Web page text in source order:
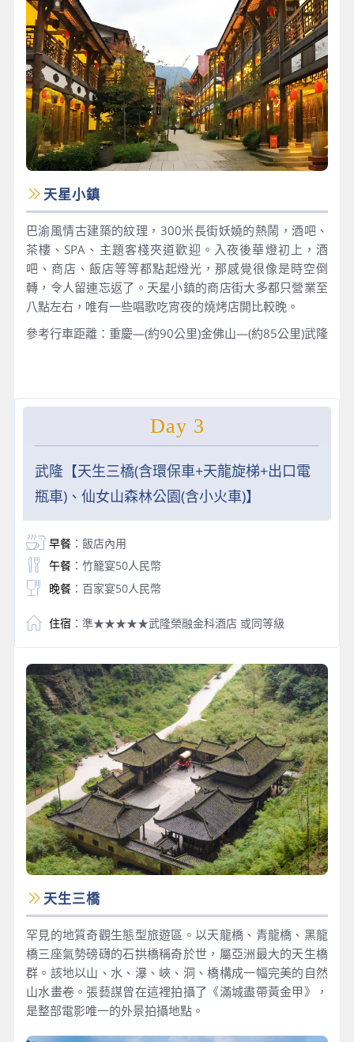
天星小鎮
巴渝風情古建築的紋理，300米長街妖嬈的熱鬧，酒吧、
茶樓、SPA、主題客棧夾道歡迎。入夜後華燈初上，酒
吧、商店、飯店等等都點起燈光，那感覺很像是時空倒
轉，令人留連忘返了。天星小鎮的商店街大多都只營業至
八點左右，唯有一些唱歌吃宵夜的燒烤店開比較晚。
參考行車距離：重慶—(約90公里)金佛山—(約85公里)武隆
Day 3
武隆【天生三橋(含環保車+天龍旋梯+出口電
瓶車)、仙女山森林公園(含小火車)】
早餐：飯店內用
午餐：竹籠宴50人民幣
晚餐：百家宴50人民幣
住宿 ：準★★★★★武隆榮融金科酒店 或同等級
天生三橋
罕見的地質奇觀生態型旅遊區。以天龍橋、青龍橋、黑龍
橋三座氣勢磅礴的石拱橋稱奇於世，屬亞洲最大的天生橋
群。該地以山、水、瀑、峽、洞、橋構成一幅完美的自然
山水畫卷。張藝謀曾在這裡拍攝了《滿城盡帶黃金甲》，
是整部電影唯一的外景拍攝地點。